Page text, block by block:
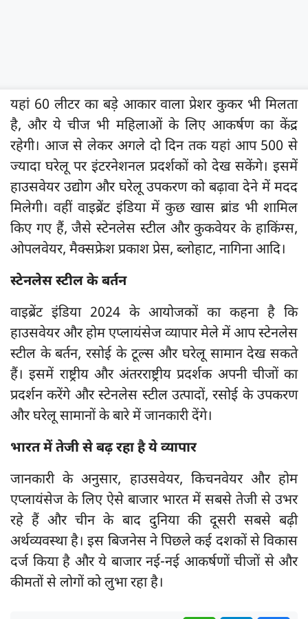
यहां 60 लीटर का बड़े आकार वाला प्रेशर कुकर भी मिलता
है, और ये चीज भी महिलाओं के लिए आकर्षण का केंद्र
रहेगी। आज से लेकर अगले दो दिन तक यहां आप 500 से
ज्यादा घरेलू पर इंटरनेशनल प्रदर्शकों को देख सकेंगे। इसमें
हाउसवेयर उद्योग और घरेलू उपकरण को बढ़ावा देने में मदद
मिलेगी। वहीं वाइब्रेंट इंडिया में कुछ खास ब्रांड भी शामिल
किए गए हैं, जैसे स्टेनलेस स्टील और कुकवेयर के हाकिंग्स,
ओपलवेयर, मैक्सफ्रेश प्रकाश प्रेस, ब्लोहाट, नागिना आदि।
स्टेनलेस स्टील के बर्तन
वाइब्रेंट इंडिया 2024 के आयोजकों का कहना है कि
हाउसवेयर और होम एप्लायंसेज व्यापार मेले में आप स्टेनलेस
स्टील के बर्तन, रसोई के टूल्स और घरेलू सामान देख सकते
हैं। इसमें राष्ट्रीय और अंतरराष्ट्रीय प्रदर्शक अपनी चीजों का
प्रदर्शन करेंगे और स्टेनलेस स्टील उत्पादों, रसोई के उपकरण
और घरेलू सामानों के बारे में जानकारी देंगे।
भारत में तेजी से बढ़ रहा है ये व्यापार
जानकारी के अनुसार, हाउसवेयर, किचनवेयर और होम
एप्लायंसेज के लिए ऐसे बाजार भारत में सबसे तेजी से उभर
रहे हैं और चीन के बाद दुनिया की दूसरी सबसे बढ़ी
अर्थव्यवस्था है। इस बिजनेस ने पिछले कई दशकों से विकास
दर्ज किया है और ये बाजार नई-नई आकर्षणों चीजों से और
कीमतों से लोगों को लुभा रहा है।